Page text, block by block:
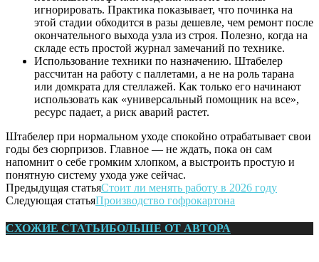
игнорировать. Практика показывает, что починка на
этой стадии обходится в разы дешевле, чем ремонт после
окончательного выхода узла из строя. Полезно, когда на
складе есть простой журнал замечаний по технике.
Использование техники по назначению. Штабелер
рассчитан на работу с паллетами, а не на роль тарана
или домкрата для стеллажей. Как только его начинают
использовать как «универсальный помощник на все»,
ресурс падает, а риск аварий растет.
Штабелер при нормальном уходе спокойно отрабатывает свои
годы без сюрпризов. Главное — не ждать, пока он сам
напомнит о себе громким хлопком, а выстроить простую и
понятную систему ухода уже сейчас.
Предыдущая статьяСтоит ли менять работу в 2026 году
Следующая статьяПроизводство гофрокартона
СХОЖИЕ СТАТЬИБОЛЬШЕ ОТ АВТОРА